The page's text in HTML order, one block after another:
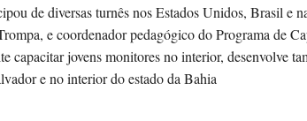
de diversas turnês nos Estados Unidos, Brasil e
e coordenador pedagógico do Programa de
capacitar jovens monitores no interior, desenvolve
e no interior do estado da Bahia